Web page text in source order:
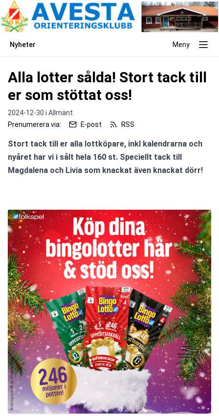
Nyheter Meny
Alla lotter sålda! Stort tack till
er som stöttat oss!
2024-12-30 i Allmänt
Prenumerera via:
E-post RSS
Stort tack till er alla lottköpare, inkl kalendrarna och
nyåret har vi i sålt hela 160 st. Speciellt tack till
Magdalena och Livia som knackat även knackat dörr!